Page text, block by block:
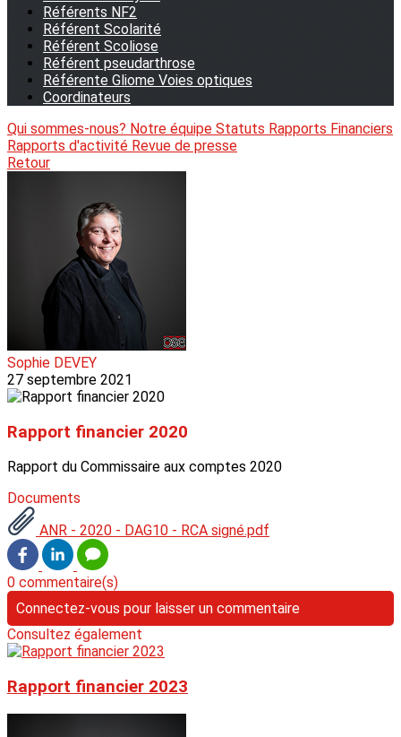
Référents NF2
Référent Scolarité
Référent Scoliose
Référent pseudarthrose
Référente Gliome Voies optiques
Coordinateurs
Qui sommes-nous? Notre équipe Statuts Rapports Financiers
Rapports d'activité Revue de presse
Retour
Sophie DEVEY
27 septembre 2021
Rapport financier 2020
Rapport du Commissaire aux comptes 2020
Documents
ANR - 2020 - DAG10 - RCA signé.pdf
0 commentaire(s)
Connectez-vous pour laisser un commentaire
Consultez également
Rapport financier 2023